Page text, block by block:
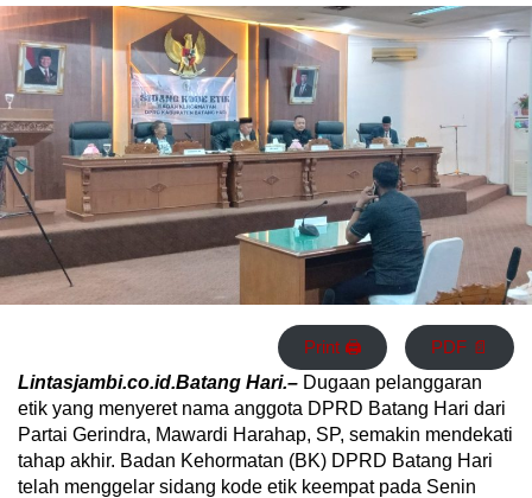
Print 🖨 PDF 📄
Lintasjambi.co.id.Batang Hari.– Dugaan pelanggaran
etik yang menyeret nama anggota DPRD Batang Hari dari
Partai Gerindra, Mawardi Harahap, SP, semakin mendekati
tahap akhir. Badan Kehormatan (BK) DPRD Batang Hari
telah menggelar sidang kode etik keempat pada Senin